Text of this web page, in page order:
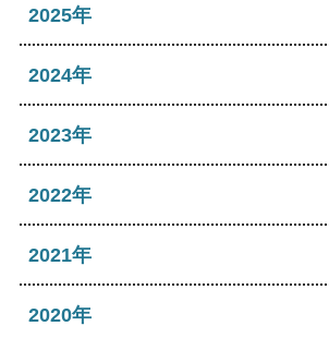
2026年08月
2026年06月
2026年04月
2026年03月
2026年02月
2025年
2025年12月
2025年10月
2025年08月
2025年07月
2024年
2024年12月
2024年10月
2024年08月
2023年
2023年12月
2023年10月
2022年
2022年12月
2021年
2021年12月
2020年